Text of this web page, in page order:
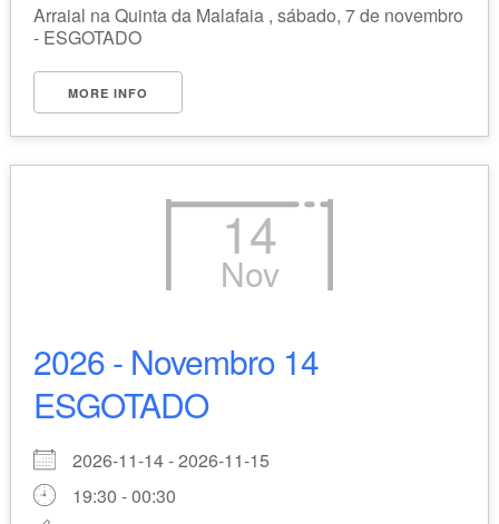
Arraial na Quinta da Malafaia , sábado, 7 de novembro
- ESGOTADO
MORE INFO
14
Nov
2026 - Novembro 14
ESGOTADO
2026-11-14 - 2026-11-15
19:30 - 00:30